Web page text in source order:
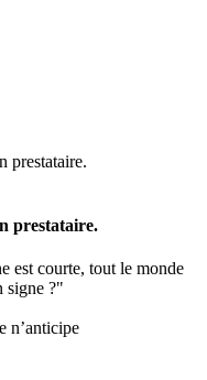
prestataire.
est courte, tout le monde
signe ?"